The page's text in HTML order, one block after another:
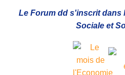
Le Forum dd s'inscrit dans
Sociale et